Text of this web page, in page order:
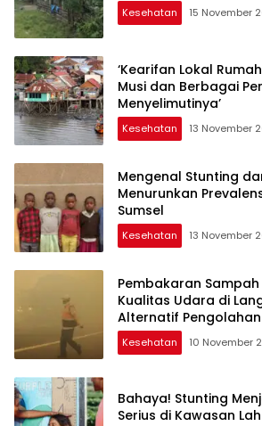
Kesehatan 15 November
‘Kearifan Lokal
Musi dan Berbagai
Menyelimutinya’
Kesehatan 13 November
Mengenal Stunting
Menurunkan
Sumsel
Kesehatan 13 November
Pembakaran
Kualitas Udara di
Alternatif
Pembakaran
Kesehatan 10 November
Bahaya! Stunting
Serius di Kawasan